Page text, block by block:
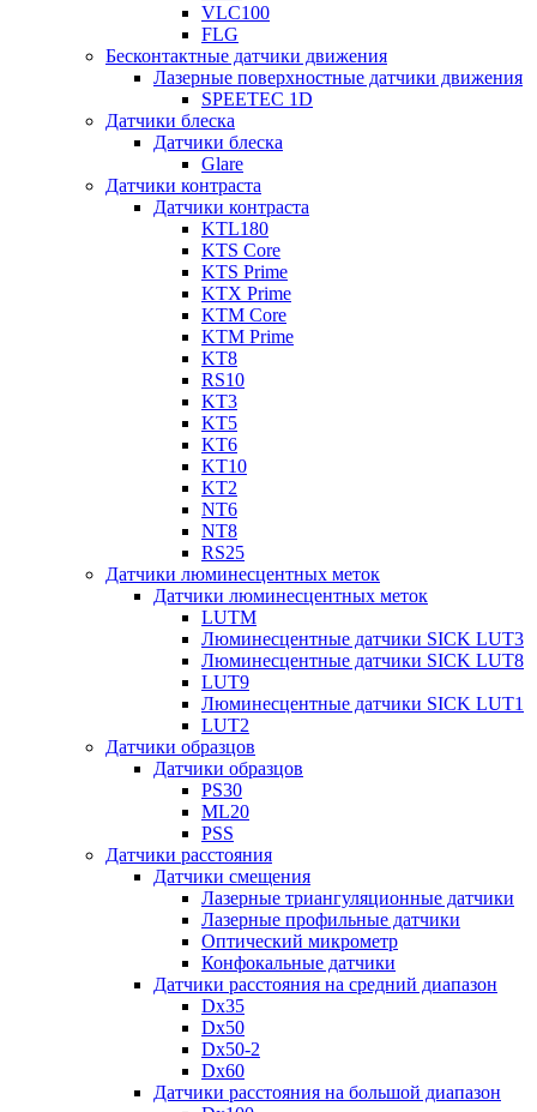
VLC100
FLG
Бесконтактные датчики движения
Лазерные поверхностные датчики движения
SPEETEC 1D
Датчики блеска
Датчики блеска
Glare
Датчики контраста
Датчики контраста
KTL180
KTS Core
KTS Prime
KTX Prime
KTM Core
KTM Prime
KT8
RS10
KT3
KT5
KT6
KT10
KT2
NT6
NT8
RS25
Датчики люминесцентных меток
Датчики люминесцентных меток
LUTM
Люминесцентные датчики SICK LUT3
Люминесцентные датчики SICK LUT8
LUT9
Люминесцентные датчики SICK LUT1
LUT2
Датчики образцов
Датчики образцов
PS30
ML20
PSS
Датчики расстояния
Датчики смещения
Лазерные триангуляционные датчики
Лазерные профильные датчики
Оптический микрометр
Конфокальные датчики
Датчики расстояния на средний диапазон
Dx35
Dx50
Dx50-2
Dx60
Датчики расстояния на большой диапазон